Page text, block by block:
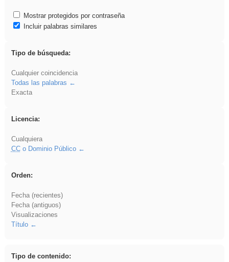
Mostrar protegidos por contraseña
Incluir palabras similares
Tipo de búsqueda:
Cualquier coincidencia
Todas las palabras
Exacta
Licencia:
Cualquiera
CCo Dominio Público
Orden:
Fecha (recientes)
Fecha (antiguos)
Visualizaciones
Título
Tipo de contenido: